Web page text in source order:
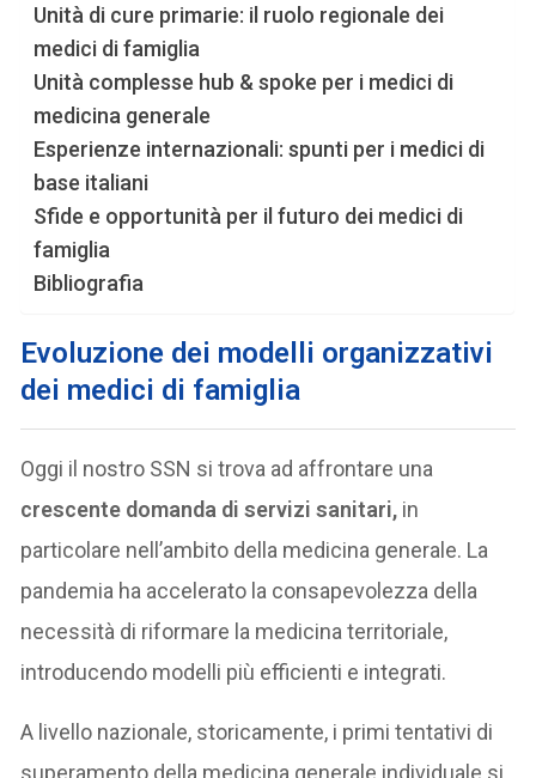
Unità di cure primarie: il ruolo regionale dei
medici di famiglia
Unità complesse hub & spoke per i medici di
medicina generale
Esperienze internazionali: spunti per i medici di
base italiani
Sfide e opportunità per il futuro dei medici di
famiglia
Bibliografia
Evoluzione dei modelli organizzativi
dei medici di famiglia
Oggi il nostro SSN si trova ad affrontare una
crescente domanda di servizi sanitari, in
particolare nell’ambito della medicina generale. La
pandemia ha accelerato la consapevolezza della
necessità di riformare la medicina territoriale,
introducendo modelli più efficienti e integrati.
A livello nazionale, storicamente, i primi tentativi di
superamento della medicina generale individuale si